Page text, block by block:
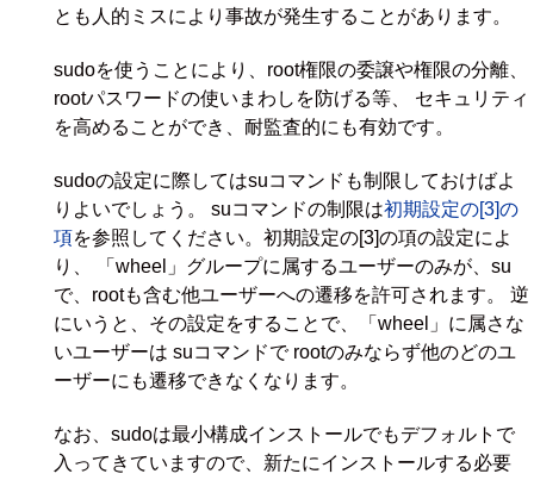
とも人的ミスにより事故が発生することがあります。
sudoを使うことにより、root権限の委譲や権限の分離、
rootパスワードの使いまわしを防げる等、 セキュリティ
を高めることができ、耐監査的にも有効です。
sudoの設定に際してはsuコマンドも制限しておけばよ
りよいでしょう。 suコマンドの制限は初期設定の[3]の
項を参照してください。初期設定の[3]の項の設定によ
り、 「wheel」グループに属するユーザーのみが、su
で、rootも含む他ユーザーへの遷移を許可されます。 逆
にいうと、その設定をすることで、「wheel」に属さな
いユーザーは suコマンドで rootのみならず他のどのユ
ーザーにも遷移できなくなります。
なお、sudoは最小構成インストールでもデフォルトで
入ってきていますので、新たにインストールする必要